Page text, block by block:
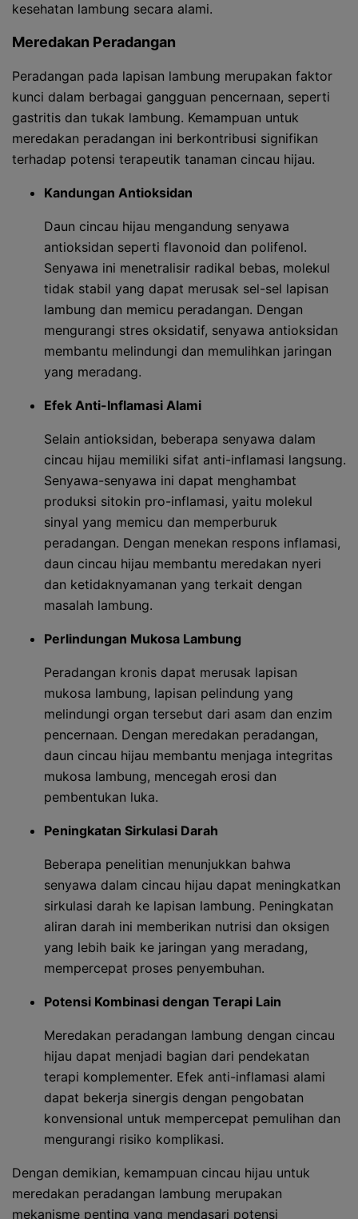
kesehatan lambung secara alami.
Meredakan Peradangan
Peradangan pada lapisan lambung merupakan faktor
kunci dalam berbagai gangguan pencernaan, seperti
gastritis dan tukak lambung. Kemampuan untuk
meredakan peradangan ini berkontribusi signifikan
terhadap potensi terapeutik tanaman cincau hijau.
Kandungan Antioksidan
Daun cincau hijau mengandung senyawa
antioksidan seperti flavonoid dan polifenol.
Senyawa ini menetralisir radikal bebas, molekul
tidak stabil yang dapat merusak sel-sel lapisan
lambung dan memicu peradangan. Dengan
mengurangi stres oksidatif, senyawa antioksidan
membantu melindungi dan memulihkan jaringan
yang meradang.
Efek Anti-Inflamasi Alami
Selain antioksidan, beberapa senyawa dalam
cincau hijau memiliki sifat anti-inflamasi langsung.
Senyawa-senyawa ini dapat menghambat
produksi sitokin pro-inflamasi, yaitu molekul
sinyal yang memicu dan memperburuk
peradangan. Dengan menekan respons inflamasi,
daun cincau hijau membantu meredakan nyeri
dan ketidaknyamanan yang terkait dengan
masalah lambung.
Perlindungan Mukosa Lambung
Peradangan kronis dapat merusak lapisan
mukosa lambung, lapisan pelindung yang
melindungi organ tersebut dari asam dan enzim
pencernaan. Dengan meredakan peradangan,
daun cincau hijau membantu menjaga integritas
mukosa lambung, mencegah erosi dan
pembentukan luka.
Peningkatan Sirkulasi Darah
Beberapa penelitian menunjukkan bahwa
senyawa dalam cincau hijau dapat meningkatkan
sirkulasi darah ke lapisan lambung. Peningkatan
aliran darah ini memberikan nutrisi dan oksigen
yang lebih baik ke jaringan yang meradang,
mempercepat proses penyembuhan.
Potensi Kombinasi dengan Terapi Lain
Meredakan peradangan lambung dengan cincau
hijau dapat menjadi bagian dari pendekatan
terapi komplementer. Efek anti-inflamasi alami
dapat bekerja sinergis dengan pengobatan
konvensional untuk mempercepat pemulihan dan
mengurangi risiko komplikasi.
Dengan demikian, kemampuan cincau hijau untuk
meredakan peradangan lambung merupakan
mekanisme penting yang mendasari potensi